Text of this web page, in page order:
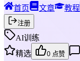
首页 文章 教程
注册
AI训练
精选
0 点赞